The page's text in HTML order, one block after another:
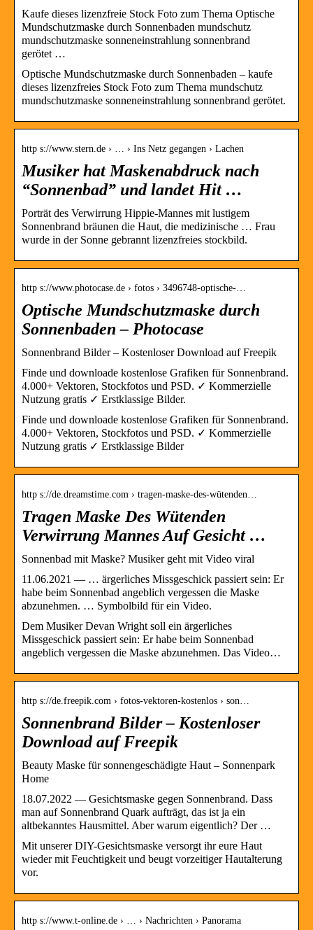
Kaufe dieses lizenzfreie Stock Foto zum Thema Optische
Mundschutzmaske durch Sonnenbaden mundschutz
mundschutzmaske sonneneinstrahlung sonnenbrand
gerötet …
Optische Mundschutzmaske durch Sonnenbaden – kaufe
dieses lizenzfreies Stock Foto zum Thema mundschutz
mundschutzmaske sonneneinstrahlung sonnenbrand gerötet.
http s://www.stern.de › … › Ins Netz gegangen › Lachen
Musiker hat Maskenabdruck nach
“Sonnenbad” und landet Hit …
Porträt des Verwirrung Hippie-Mannes mit lustigem
Sonnenbrand bräunen die Haut, die medizinische … Frau
wurde in der Sonne gebrannt lizenzfreies stockbild.
http s://www.photocase.de › fotos › 3496748-optische-…
Optische Mundschutzmaske durch
Sonnenbaden – Photocase
Sonnenbrand Bilder – Kostenloser Download auf Freepik
Finde und downloade kostenlose Grafiken für Sonnenbrand.
4.000+ Vektoren, Stockfotos und PSD. ✓ Kommerzielle
Nutzung gratis ✓ Erstklassige Bilder.
Finde und downloade kostenlose Grafiken für Sonnenbrand.
4.000+ Vektoren, Stockfotos und PSD. ✓ Kommerzielle
Nutzung gratis ✓ Erstklassige Bilder
http s://de.dreamstime.com › tragen-maske-des-wütenden…
Tragen Maske Des Wütenden
Verwirrung Mannes Auf Gesicht …
Sonnenbad mit Maske? Musiker geht mit Video viral
11.06.2021 — … ärgerliches Missgeschick passiert sein: Er
habe beim Sonnenbad angeblich vergessen die Maske
abzunehmen. … Symbolbild für ein Video.
Dem Musiker Devan Wright soll ein ärgerliches
Missgeschick passiert sein: Er habe beim Sonnenbad
angeblich vergessen die Maske abzunehmen. Das Video…
http s://de.freepik.com › fotos-vektoren-kostenlos › son…
Sonnenbrand Bilder – Kostenloser
Download auf Freepik
Beauty Maske für sonnengeschädigte Haut – Sonnenpark
Home
18.07.2022 — Gesichtsmaske gegen Sonnenbrand. Dass
man auf Sonnenbrand Quark aufträgt, das ist ja ein
altbekanntes Hausmittel. Aber warum eigentlich? Der …
Mit unserer DIY-Gesichtsmaske versorgt ihr eure Haut
wieder mit Feuchtigkeit und beugt vorzeitiger Hautalterung
vor.
http s://www.t-online.de › … › Nachrichten › Panorama